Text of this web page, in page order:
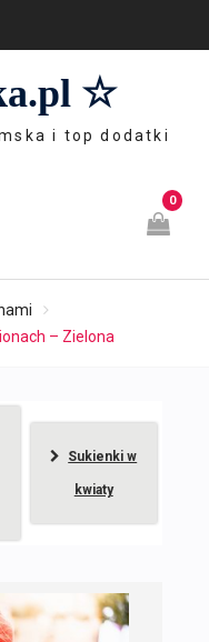
☆
i top dodatki
0
– Zielona
Sukienki w
kwiaty